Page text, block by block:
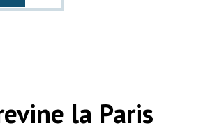
la Paris